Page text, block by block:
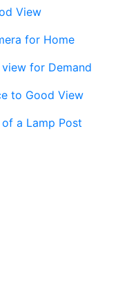
View
for Home
for Demand
to Good View
a Lamp Post